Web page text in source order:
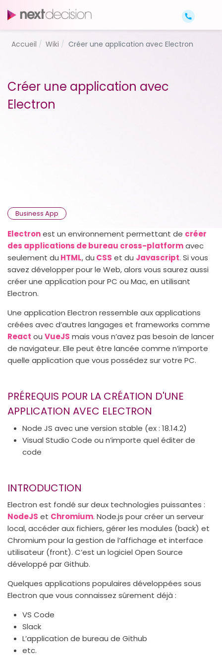
Accueil Wiki Créer une application avec Electron
Créer une application avec
Electron
Business App
Electronest un environnement permettant de créer
des applications de bureau cross-platformavec
seulement du HTML, du CSS et du Javascript. Si vous
savez développer pour le Web, alors vous saurez aussi
créer une application pour PC ou Mac, en utilisant
Electron.
Une application Electron ressemble aux applications
créées avec d’autres langages et frameworks comme
React ou VueJS mais vous n’avez pas besoin de lancer
de navigateur. Elle peut être lancée comme n’importe
quelle application que vous possédez sur votre PC.
PRÉREQUIS POUR LA CRÉATION D'UNE
APPLICATION AVEC ELECTRON
Node JS avec une version stable (ex : 18.14.2)
Visual Studio Code ou n’importe quel éditer de
code
INTRODUCTION
Electron est fondé sur deux technologies puissantes :
NodeJS et Chromium. Node.js pour créer un serveur
local, accéder aux fichiers, gérer les modules (back) et
Chromium pour la gestion de l’affichage et interface
utilisateur (front). C’est un logiciel Open Source
développé par Github.
Quelques applications populaires développées sous
Electron que vous connaissez sûrement déjà :
VS Code
Slack
L’application de bureau de Github
etc.